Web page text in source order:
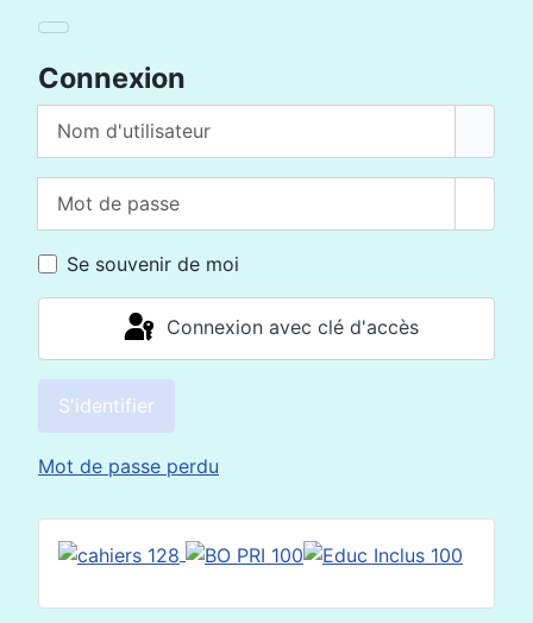
Connexion
Se souvenir de moi
Connexion avec clé d'accès
S'identifier
Mot de passe perdu